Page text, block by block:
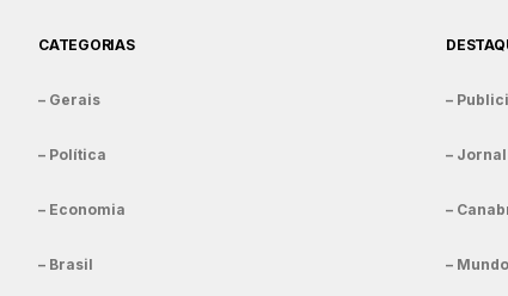
CATEGORIAS
– Gerais
– Política
– Economia
– Brasil
–
–
–
–